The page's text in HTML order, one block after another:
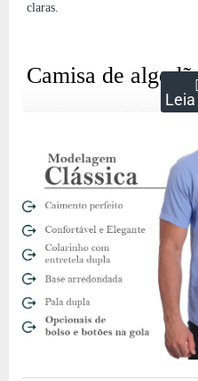
claras.
Camisa de
Possui a vantagem de deixar a
Modo de lavar
- lavagem manual
- secar do lado avesso
- ferro de passar a 110º